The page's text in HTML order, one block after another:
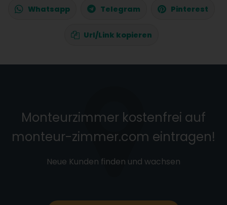
Whatsapp Telegram Pinterest
Url/Link kopieren
Monteurzimmer kostenfrei auf
monteur-zimmer.com eintragen!
Neue Kunden finden und wachsen